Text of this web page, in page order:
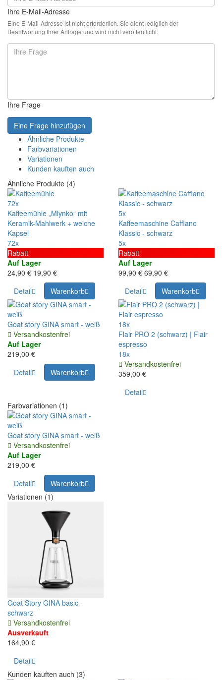
Ihre E-Mail-Adresse
Eine E-Mail-Adresse ist nicht erforderlich. Sie dient lediglich der
Beantwortung Ihrer Anfrage und wird nicht veröffentlicht.
Ihre Frage
Eine Frage hinzufügen
Ähnliche Produkte
Farbvariationen
Variationen
Kunden kauften auch
Ähnliche Produkte (4)
72x
Kaffeemühle „Mlynko“ mit
Keramik-Mahlwerk + weiche
Kapsel
72x
Rabatt
Auf Lager
24,90 € 19,90 €
Detail
Warenkorb
5x
Kaffeemaschine Cafflano
Klassic - schwarz
5x
Rabatt
Auf Lager
99,90 € 69,90 €
Detail
Warenkorb
Goat story GINA smart - weiß
Versandkostenfrei
Auf Lager
219,00 €
Detail
Warenkorb
18x
Flair PRO 2 (schwarz) | Flair
espresso
18x
Versandkostenfrei
359,00 €
Detail
Farbvariationen (1)
Goat story GINA smart - weiß
Versandkostenfrei
Auf Lager
219,00 €
Detail
Warenkorb
Variationen (1)
Goat Story GINA basic -
schwarz
Versandkostenfrei
Ausverkauft
164,90 €
Detail
Kunden kauften auch (3)